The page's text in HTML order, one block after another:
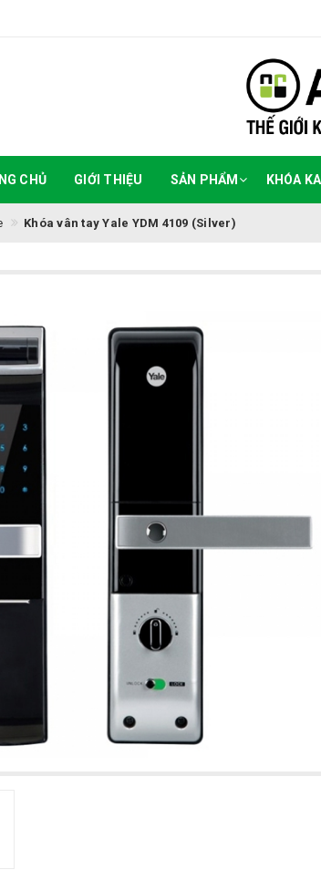
CHỦ GIỚI THIỆU SẢN PHẨM KHÓA
Khóa vân tay Yale YDM 4109 (Silver)